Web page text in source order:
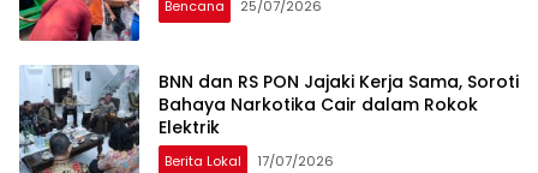
Bencana 25/07/2026
BNN dan RS PON Jajaki Kerja Sama, Soroti
Bahaya Narkotika Cair dalam Rokok
Elektrik
Berita Lokal 17/07/2026